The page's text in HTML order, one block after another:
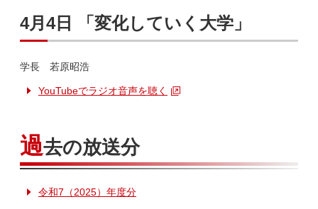
4月4日 「変化していく大学」
学長 若原昭浩
YouTubeでラジオ音声を聴く
過去の放送分
令和7（2025）年度分